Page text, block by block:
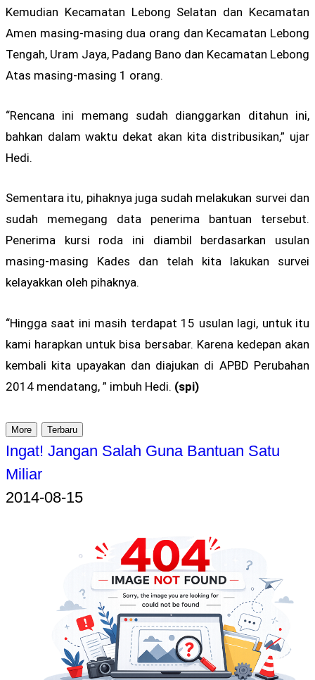
Kemudian Kecamatan Lebong Selatan dan Kecamatan
Amen masing-masing dua orang dan Kecamatan Lebong
Tengah, Uram Jaya, Padang Bano dan Kecamatan Lebong
Atas masing-masing 1 orang.
“Rencana ini memang sudah dianggarkan ditahun ini,
bahkan dalam waktu dekat akan kita distribusikan,” ujar
Hedi.
Sementara itu, pihaknya juga sudah melakukan survei dan
sudah memegang data penerima bantuan tersebut.
Penerima kursi roda ini diambil berdasarkan usulan
masing-masing Kades dan telah kita lakukan survei
kelayakkan oleh pihaknya.
“Hingga saat ini masih terdapat 15 usulan lagi, untuk itu
kami harapkan untuk bisa bersabar. Karena kedepan akan
kembali kita upayakan dan diajukan di APBD Perubahan
2014 mendatang, ” imbuh Hedi. (spi)
More Terbaru
Ingat! Jangan Salah Guna Bantuan Satu
Miliar
2014-08-15